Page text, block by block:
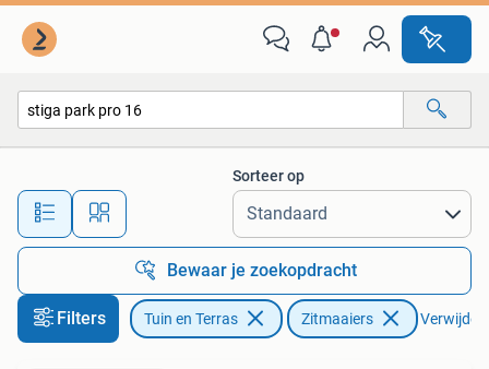
Alle afstanden…
Sorteer op
Bewaar je zoekopdracht
Filters Tuin en Terras Zitmaaiers Verwijder